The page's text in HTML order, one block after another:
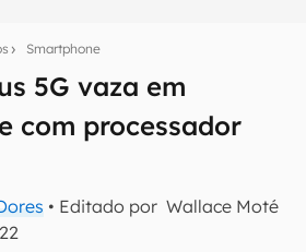
Smartphone
5G vaza em
com processador
• Editado por Wallace Moté
tecnologia em primeira
inscreva-se